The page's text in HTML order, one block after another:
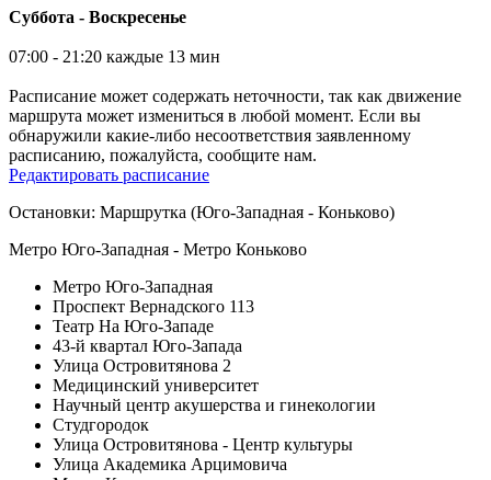
Суббота - Воскресенье
07:00 - 21:20 каждые 13 мин
Расписание может содержать неточности, так как движение
маршрута может измениться в любой момент. Если вы
обнаружили какие-либо несоответствия заявленному
расписанию, пожалуйста, сообщите нам.
Редактировать расписание
Остановки: Маршрутка (Юго-Западная - Коньково)
Метро Юго-Западная - Метро Коньково
Метро Юго-Западная
Проспект Вернадского 113
Театр На Юго-Западе
43-й квартал Юго-Запада
Улица Островитянова 2
Медицинский университет
Научный центр акушерства и гинекологии
Студгородок
Улица Островитянова - Центр культуры
Улица Академика Арцимовича